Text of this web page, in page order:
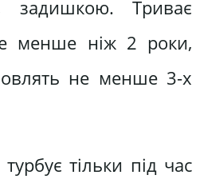
задишкою. Триває
менше ніж 2 роки,
не менше 3-х
тільки під час